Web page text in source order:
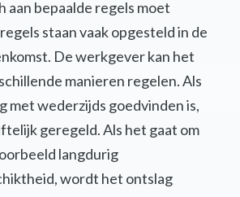
aan bepaalde regels moet
staan vaak opgesteld in de
De werkgever kan het
manieren regelen. Als
met wederzijds goedvinden is,
geregeld. Als het gaat om
langdurig
wordt het ontslag